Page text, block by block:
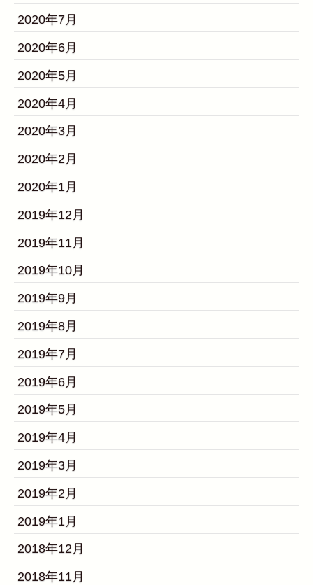
2020年7月
2020年6月
2020年5月
2020年4月
2020年3月
2020年2月
2020年1月
2019年12月
2019年11月
2019年10月
2019年9月
2019年8月
2019年7月
2019年6月
2019年5月
2019年4月
2019年3月
2019年2月
2019年1月
2018年12月
2018年11月